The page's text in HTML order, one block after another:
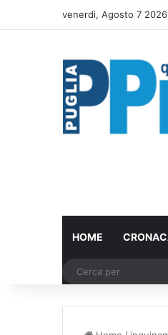
venerdì, Agosto 7 2026
HOME